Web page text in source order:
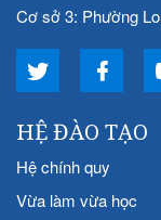
Cơ sở 3: Phường
HỆ ĐÀO TẠO
Hệ chính quy
Vừa làm vừa học